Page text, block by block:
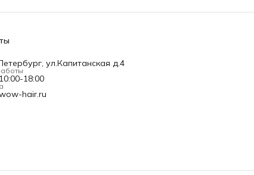
ул.Капитанская д.4
18:00
hair.ru